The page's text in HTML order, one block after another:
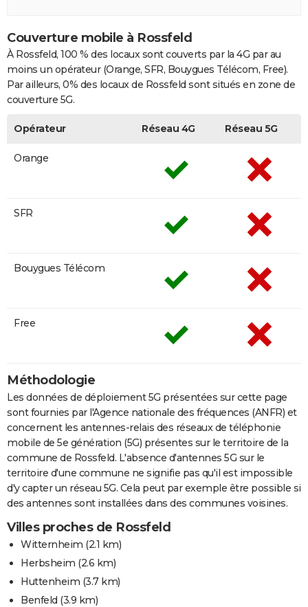
Couverture mobile à Rossfeld
À Rossfeld, 100 % des locaux sont couverts par la 4G par au
moins un opérateur (Orange, SFR, Bouygues Télécom, Free).
Par ailleurs, 0% des locaux de Rossfeld sont situés en zone de
couverture 5G.
Opérateur Réseau 4G Réseau 5G
Orange
SFR
Bouygues Télécom
Free
Méthodologie
Les données de déploiement 5G présentées sur cette page
sont fournies par l'Agence nationale des fréquences (ANFR) et
concernent les antennes-relais des réseaux de téléphonie
mobile de 5e génération (5G) présentes sur le territoire de la
commune de Rossfeld. L'absence d'antennes 5G sur le
territoire d'une commune ne signifie pas qu'il est impossible
d'y capter un réseau 5G. Cela peut par exemple être possible si
des antennes sont installées dans des communes voisines.
Villes proches de Rossfeld
Witternheim (2.1 km)
Herbsheim (2.6 km)
Huttenheim (3.7 km)
Benfeld (3.9 km)